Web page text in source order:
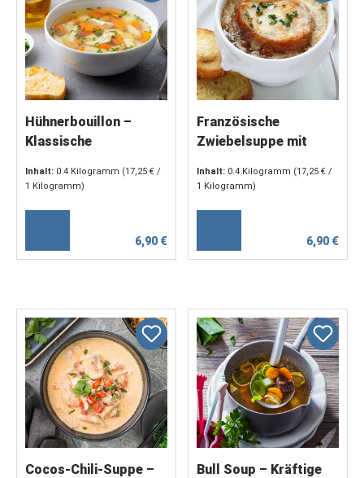
Hühnerbouillon –
Klassische
feiner Einlage (2 x 200
Inhalt: 0.4 Kilogramm (17,25 € /
1 Kilogramm)
6,90 €
Französische
Zwiebelsuppe mit
2 x 200 g)
Inhalt: 0.4 Kilogramm (17,25 € /
1 Kilogramm)
6,90 €
Cocos-Chili-Suppe –
Bull Soup – Kräftige